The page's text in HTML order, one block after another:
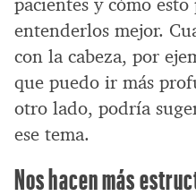
entenderlos mejor.
con la cabeza, por
que puedo ir más
otro lado, podría
ese tema.
Nos hacen más